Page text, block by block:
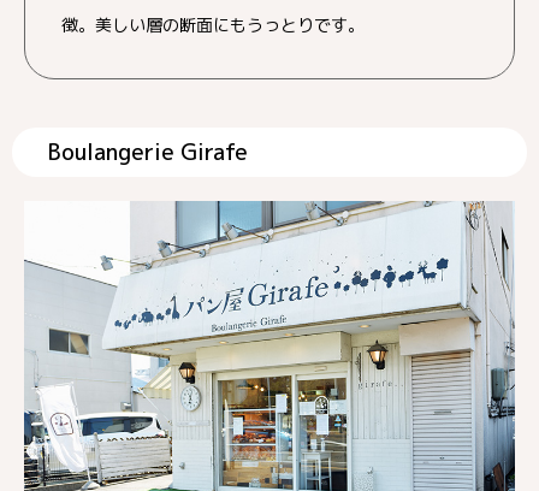
徴。美しい層の断面にもうっとりです。
Boulangerie Girafe